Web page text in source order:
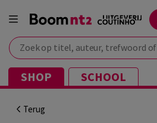
Zoek op titel, auteur, trefwoord of ISBN
SHOP SCHOOL
Terug